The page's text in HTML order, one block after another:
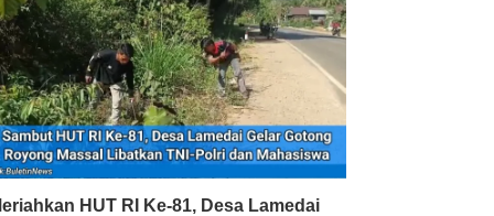
HUT RI Ke-81, Desa Lamedai